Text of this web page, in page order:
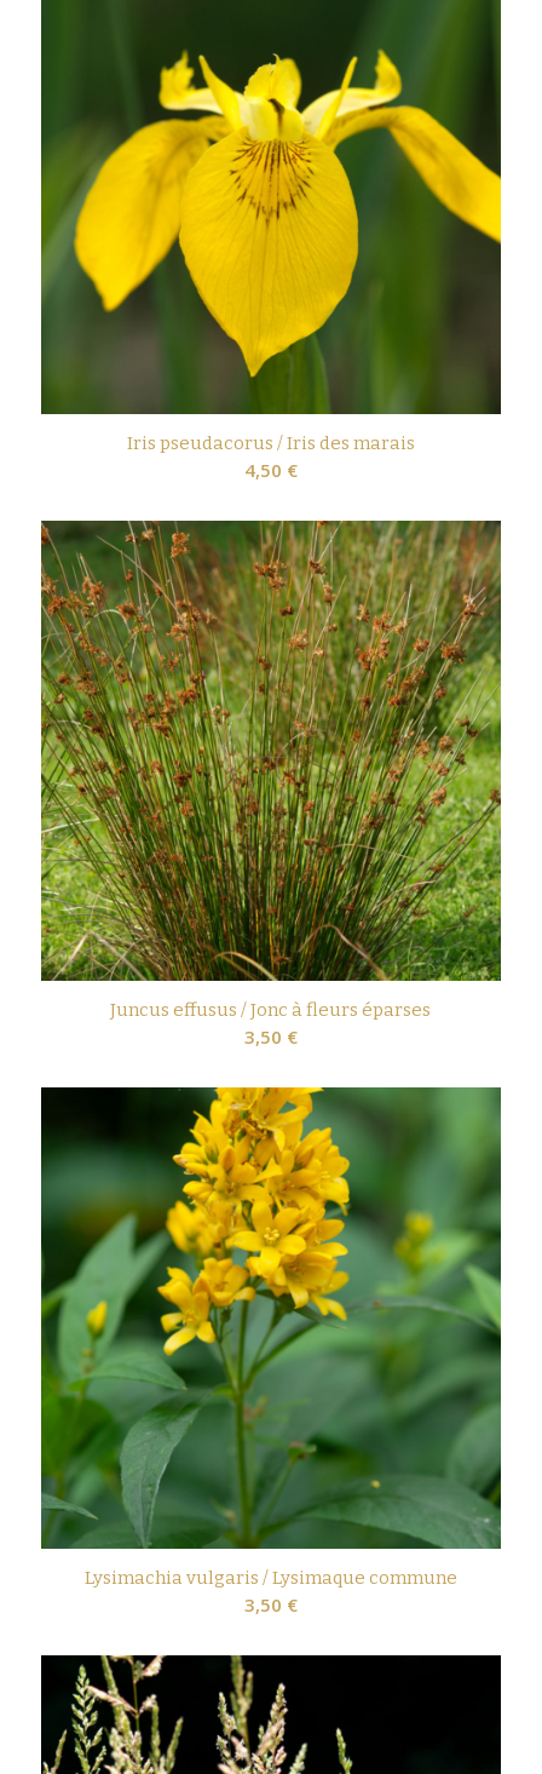
Iris pseudacorus / Iris des marais
4,50 €
Juncus effusus / Jonc à fleurs éparses
3,50 €
Lysimachia vulgaris / Lysimaque commune
3,50 €